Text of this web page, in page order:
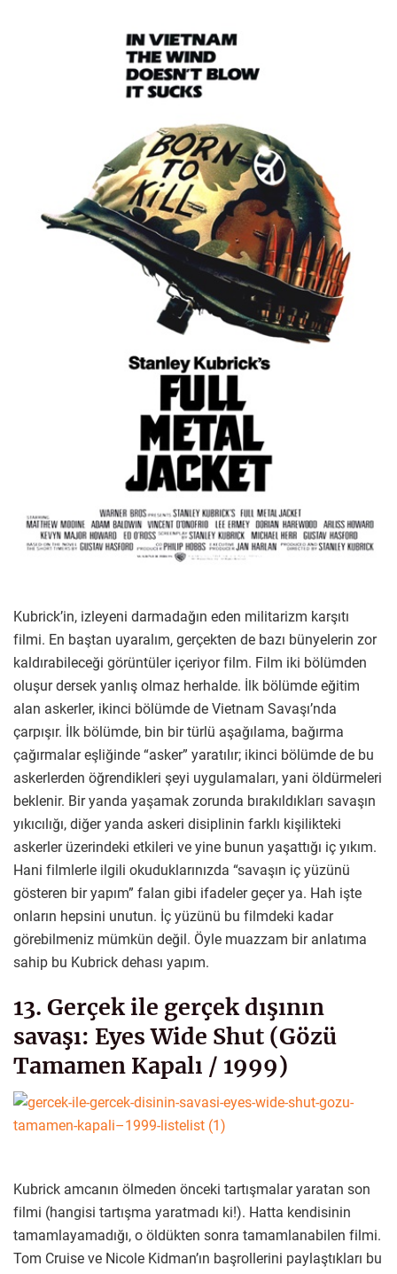
Kubrick’in, izleyeni darmadağın eden militarizm karşıtı
filmi. En baştan uyaralım, gerçekten de bazı bünyelerin zor
kaldırabileceği görüntüler içeriyor film. Film iki bölümden
oluşur dersek yanlış olmaz herhalde. İlk bölümde eğitim
alan askerler, ikinci bölümde de Vietnam Savaşı’nda
çarpışır. İlk bölümde, bin bir türlü aşağılama, bağırma
çağırmalar eşliğinde “asker” yaratılır; ikinci bölümde de bu
askerlerden öğrendikleri şeyi uygulamaları, yani öldürmeleri
beklenir. Bir yanda yaşamak zorunda bırakıldıkları savaşın
yıkıcılığı, diğer yanda askeri disiplinin farklı kişilikteki
askerler üzerindeki etkileri ve yine bunun yaşattığı iç yıkım.
Hani filmlerle ilgili okuduklarınızda “savaşın iç yüzünü
gösteren bir yapım” falan gibi ifadeler geçer ya. Hah işte
onların hepsini unutun. İç yüzünü bu filmdeki kadar
görebilmeniz mümkün değil. Öyle muazzam bir anlatıma
sahip bu Kubrick dehası yapım.
13. Gerçek ile gerçek dışının
savaşı: Eyes Wide Shut (Gözü
Tamamen Kapalı / 1999)
Kubrick amcanın ölmeden önceki tartışmalar yaratan son
filmi (hangisi tartışma yaratmadı ki!). Hatta kendisinin
tamamlayamadığı, o öldükten sonra tamamlanabilen filmi.
Tom Cruise ve Nicole Kidman’ın başrollerini paylaştıkları bu